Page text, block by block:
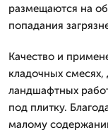
размещаются на
попадания
Качество и
кладочных смесях,
ландшафтных
под плитку.
малому